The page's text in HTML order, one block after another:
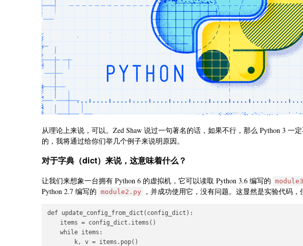
从理论上来说，可以。Zed Shaw 说过一句著名的话，如果不行，那么 Python 3 一
的，我将通过给你们举几个例子来说明原因。
对于字典（dict）来说，这意味着什么？
让我们来想象一台拥有 Python 6 的虚拟机，它可以读取 Python 3.6 编写的
Python 2.7 编写的 module2.py ，并成功使用它，没有问题。这显然是实验代码，
def update_config_from_dict(config_dict):
    items = config_dict.items()
    while items:
        k, v = items.pop()